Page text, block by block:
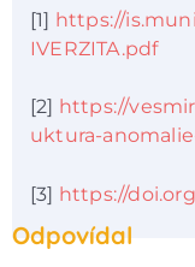
[1] https://
IVERZITA.pdf
[2] https://
uktura-
[3] https://
Odpovídal